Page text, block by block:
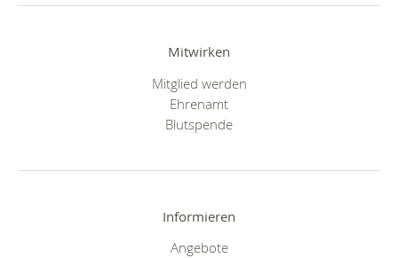
Mitwirken
Mitglied werden
Ehrenamt
Blutspende
Informieren
Angebote